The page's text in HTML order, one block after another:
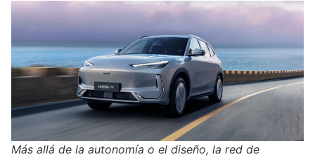
Más allá de la autonomía o el diseño, la red de